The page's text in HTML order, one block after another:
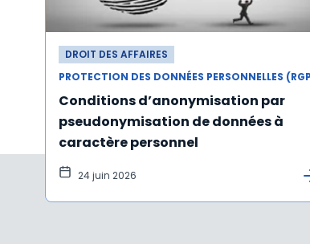
DROIT DES AFFAIRES
PROTECTION DES DONNÉES PERSONNELLES
Conditions d’anonymisation par
pseudonymisation de données à
caractère personnel
24 juin 2026